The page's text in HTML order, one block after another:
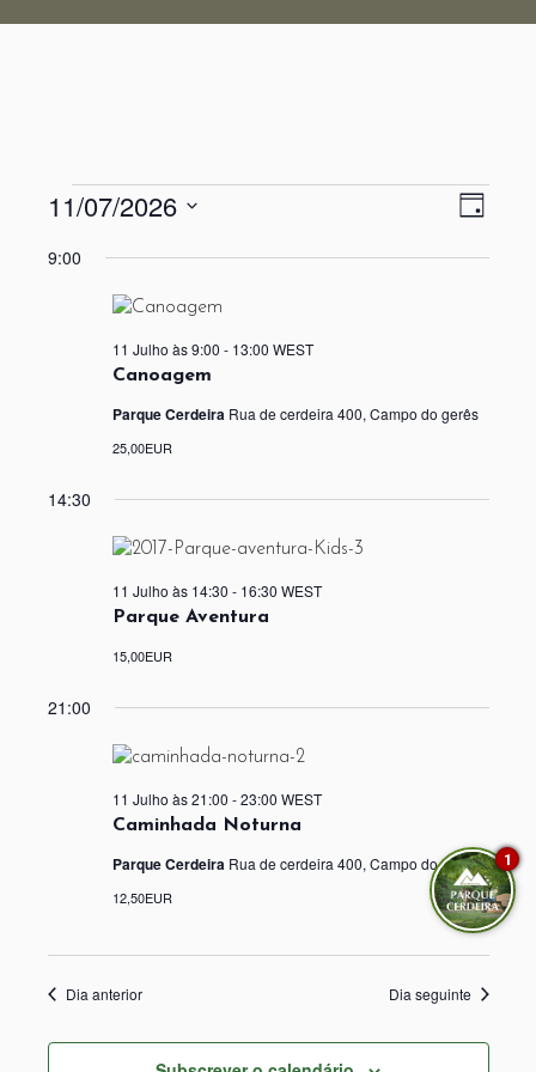
Eventos
11/07/2026
de
Dia
11/07/2026
a
9:00
Canoagem
11 Julho às 9:00 - 13:00 WEST
Parque Cerdeira Rua de cerdeira 400, Campo do gerês
25,00EUR
14:30
Parque Aventura
11 Julho às 14:30 - 16:30 WEST
15,00EUR
21:00
Caminhada Noturna
11 Julho às 21:00 -23:00 WEST
Parque Cerdeira Rua de cerdeira 400, Campo do gerês
12,50EUR
Dia anterior Dia seguinte
1